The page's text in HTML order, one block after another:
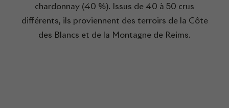
chardonnay (40 %). Issus de 40 à 50 crus
différents, ils proviennent des terroirs de la Côte
des Blancs et de la Montagne de Reims.